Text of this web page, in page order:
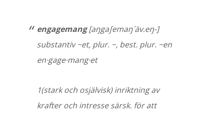
engagemang[aŋga∫emaŋ´äv.eŋ-]
substantiv ~et, plur. ~, best. plur. ~en
en·gage·mang·et
1(stark och o­självisk) in­riktning av
krafter och intresse särsk. för att